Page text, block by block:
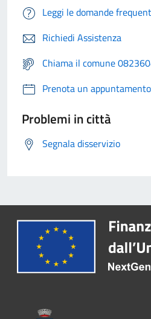
Leggi le domande
Richiedi Assistenza
Chiama il comune
Prenota un appuntamento
Problemi in città
Segnala disservizio